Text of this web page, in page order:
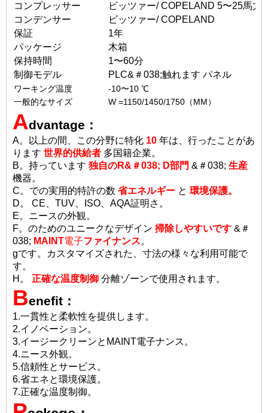
コンプレッサー
ビッツァー/COPELAND 5〜25馬力
コンデンサー
ビッツァー/COPELAND
保証
1年
パッケージ
木箱
保持時間
1〜60分
制御モデル
PLC&＃038;触れます パネル
ワーキング温度 -10〜10 ℃
一般的なサイズ
W =1150/1450/1750 （MM）
Advantage：
A。以上の間、この分野に特化 10 年は、行ったことがあ
ります 世界的供給者 多国籍企業。
B。持っています 独自のR&＃038; D部門 &＃038; 生産
機器。
C。での実用的特許の数 省エネルギー と 環境保護。
D。 CE、TUV、ISO、AQA証明さ。
E。ニースの外観。
F。のためのユニークなデザイン 掃除しやすいです &＃
038; MAINT電子ファイナンス。
gです。カスタマイズされた、寸法の様々な利用可能で
す。
H。 正確な温度制御 分離ゾーンで使用されます。
Benefit：
1.一貫性と柔軟性を提供します。
2.イノベーション。
3.イージークリーンとMAINT電子ナンス。
4.ニース外観。
5.信頼性とサービス。
6.省エネと環境保護。
7.正確な温度制御。